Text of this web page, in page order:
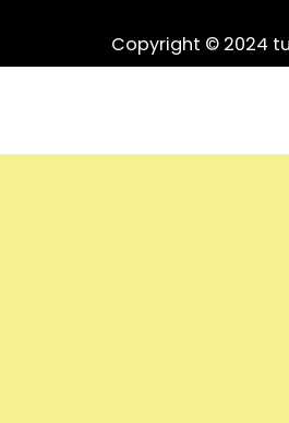
Copyright © 2024